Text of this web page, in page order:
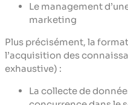
Le management
marketing
Plus précisément, la
l’acquisition des
exhaustive) :
La collecte de